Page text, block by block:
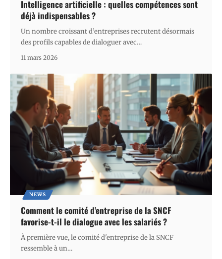
Intelligence artificielle : quelles compétences sont
déjà indispensables ?
Un nombre croissant d’entreprises recrutent désormais
des profils capables de dialoguer avec…
11 mars 2026
NEWS
Comment le comité d’entreprise de la SNCF
favorise-t-il le dialogue avec les salariés ?
À première vue, le comité d'entreprise de la SNCF
ressemble à un…